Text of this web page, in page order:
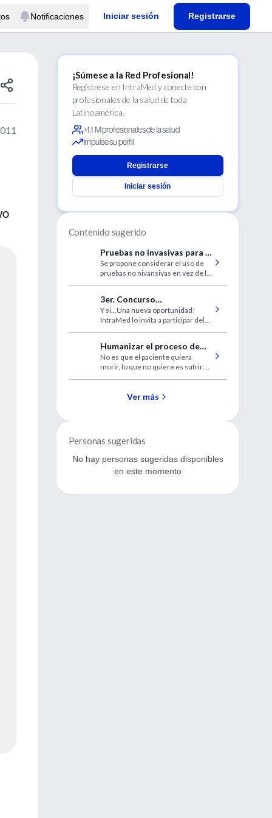
Notificaciones Iniciar sesión Registrarse
¡Súmese a la Red Profesional!
Regístrese en IntraMed y conecte con
profesionales de la salud de toda
Latinoamérica.
+1.1 M profesionales de la salud
Impulse su perfil
Registrarse
Iniciar sesión
Contenido sugerido
Pruebas no invasivas para el
diagnóstico de enfermedad
hepática, fibrosis y cirrosis
Se propone considerar el uso de
pruebas no nivansivas en vez de la
3er. Concurso
@intramed.net
Y si...Una nueva oportunidad!
IntraMed lo invita a participar del
@intramed.net
Humanizar el proceso de
morir
No es que el paciente quiera
morir, lo que no quiere es sufrir.
aliviar su sufrimiento.
Ver más
Personas sugeridas
No hay personas sugeridas disponibles
en este momento